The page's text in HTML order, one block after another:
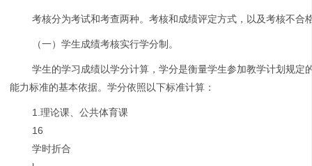
考核分为考试和考查两种。考核和成绩评定方式，以及考核不合
（一）学生成绩考核实行学分制。
学生的学习成绩以学分计算，学分是衡量学生参加教学计划规
能力标准的基本依据。学分依照以下标准计算：
1.理论课、公共体育课
16
学时折合